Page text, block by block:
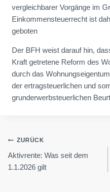
vergleichbarer Vorgänge im
Einkommensteuerrecht ist
geboten
Der BFH weist darauf hin,
Kraft getretene Reform des
durch das
der ertragsteuerlichen und
grunderwerbsteuerlichen
ZURÜCK
Aktivrente: Was seit dem
1.1.2026 gilt